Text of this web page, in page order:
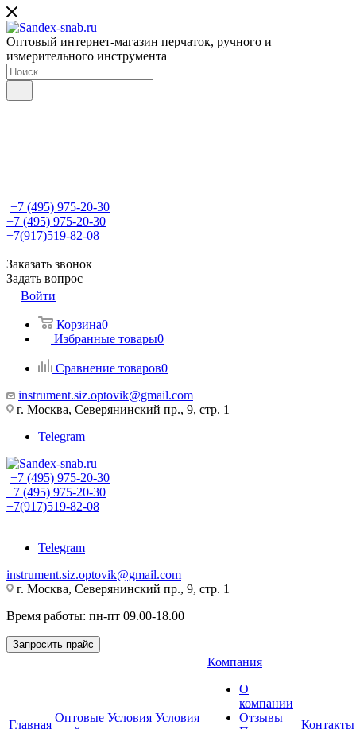
Оптовый интернет-магазин перчаток, ручного и
измерительного инструмента
+7 (495) 975-20-30
+7 (495) 975-20-30
+7(917)519-82-08
Заказать звонок
Задать вопрос
Войти
Корзина0
Избранные товары0
Сравнение товаров0
instrument.siz.optovik@gmail.com
г. Москва, Северянинский пр., 9, стр. 1
Telegram
+7 (495) 975-20-30
+7 (495) 975-20-30
+7(917)519-82-08
Telegram
instrument.siz.optovik@gmail.com
г. Москва, Северянинский пр., 9, стр. 1
Время работы: пн-пт 09.00-18.00
Запросить прайс
Главная
Оптовые Условия Условия
Компания
О
компании
Отзывы
Контакты